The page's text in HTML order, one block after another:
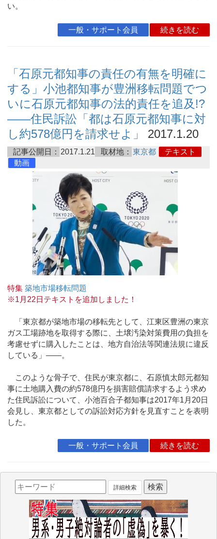
い。
一般・サポート会員 続きを読む
「石原元都知事の責任の有無を明確に
する」小池都知事が豊洲移転問題でつ
いに石原元都知事の法的責任を追及!?
――住民訴訟「都は石原元都知事に対
し約578億円を請求せよ」
2017.1.20
記事公開日： 2017.1.21 取材地： 東京都
テキスト
動画
特集 築地市場移転問題
※1月22日テキストを追加しました！
「東京都が築地市場の移転先として、江東区豊洲の東京
ガス工場跡地を取得する際に、土壌汚染対策費用の負担を
考慮せずに購入したことは、地方自治法等関連法規に違反
している」――。
このような骨子で、住民が東京都に、石原慎太郎元都知
事に土地購入費の約578億円を損害賠償請求するよう求め
た住民訴訟について、小池百合子都知事は2017年1月20日
会見し、東京都としての訴訟対応方針を見直すことを表明
した。
一般・サポート会員 続きを読む
詳細検索